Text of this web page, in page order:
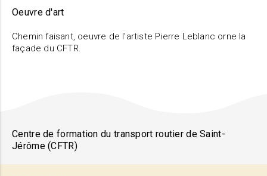
Centre de formation du transport routier de Saint-
Jérôme (CFTR)
Oeuvre d'art
Chemin faisant, oeuvre de l'artiste Pierre Leblanc orne la
façade du CFTR.